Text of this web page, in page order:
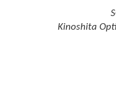
Kinoshita